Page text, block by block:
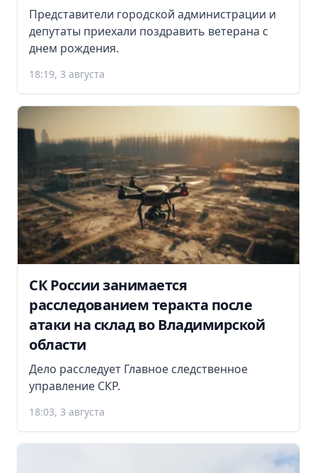
Представители городской администрации и
депутаты приехали поздравить ветерана с
днем рождения.
18:19, 3 августа
СК России занимается
расследованием теракта после
атаки на склад во Владимирской
области
Дело расследует Главное следственное
управление СКР.
18:03, 3 августа